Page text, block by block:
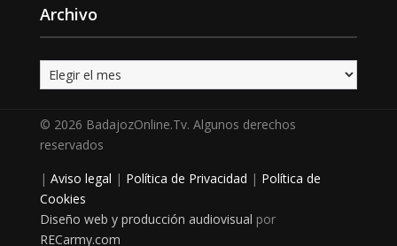
Archivo
Archivo
© 2026 BadajozOnline.Tv. Algunos derechos
reservados
| Aviso legal | Política de Privacidad | Política de
Cookies
Diseño web y producción audiovisual por
RECarmy.com